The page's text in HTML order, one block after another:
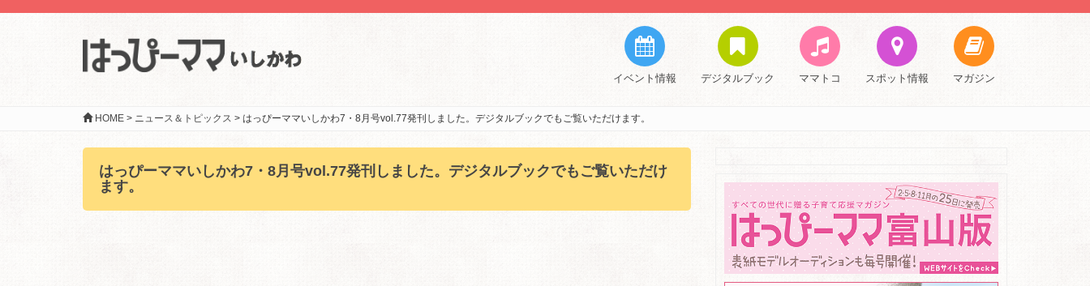
イベント情報 デジタルブック ママトコ スポット情報 マガジン
HOME > ニュース＆トピックス > はっぴーママいしかわ7・8月号vol.77発刊しました。デジタルブックでもご覧いただけます。
はっぴーママいしかわ7・8月号vol.77発刊しました。デジタルブックでもご覧いただけ
ます。